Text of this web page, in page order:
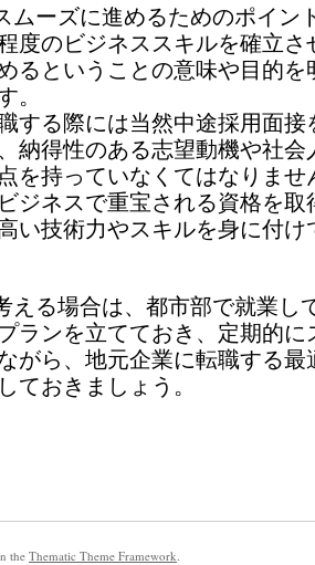
ムーズに進めるためのポイン
度のビジネススキルを確立さ
るということの意味や目的を
。
する際には当然中途採用面接
納得性のある志望動機や社会
を持っていなくてはなりませ
ジネスで重宝される資格を取
い技術力やスキルを身に付け
える場合は、都市部で就業し
ランを立てておき、定期的に
がら、地元企業に転職する最
ておきましょう。
theThematic Theme Framework.